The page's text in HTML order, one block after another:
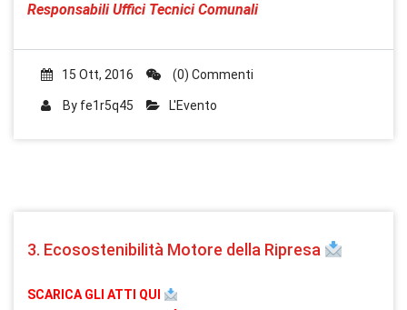
Responsabili Uffici Tecnici Comunali
15 Ott, 2016 (0) Commenti
By fe1r5q45 L'Evento
3. Ecosostenibilità Motore della Ripresa
SCARICA GLI ATTI QUI